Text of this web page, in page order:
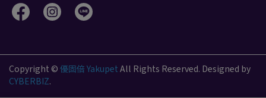
Copyright © 優固倍 Yakupet All Rights Reserved. Designed by
CYBERBIZ.